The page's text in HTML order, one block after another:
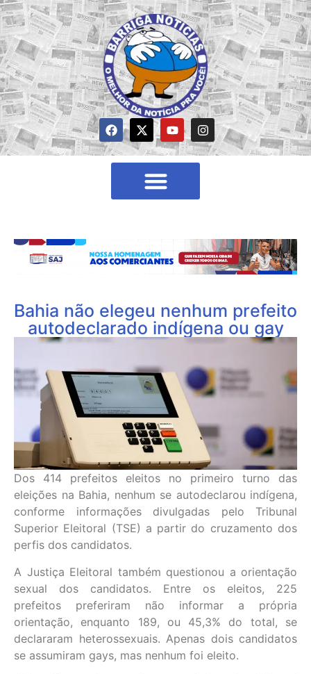
Bahia não elegeu nenhum prefeito
autodeclarado indígena ou gay
Dos 414 prefeitos eleitos no primeiro turno das
eleições na Bahia, nenhum se autodeclarou indígena,
conforme informações divulgadas pelo Tribunal
Superior Eleitoral (TSE) a partir do cruzamento dos
perfis dos candidatos.
A Justiça Eleitoral também questionou a orientação
sexual dos candidatos. Entre os eleitos, 225
prefeitos preferiram não informar a própria
orientação, enquanto 189, ou 45,3% do total, se
declararam heterossexuais. Apenas dois candidatos
se assumiram gays, mas nenhum foi eleito.